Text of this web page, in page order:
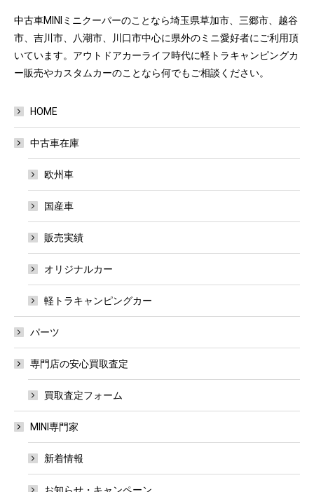
中古車MINIミニクーパーのことなら埼玉県草加市、三郷市、越谷
市、吉川市、八潮市、川口市中心に県外のミニ愛好者にご利用頂
いています。アウトドアカーライフ時代に軽トラキャンピングカ
ー販売やカスタムカーのことなら何でもご相談ください。
HOME
中古車在庫
欧州車
国産車
販売実績
オリジナルカー
軽トラキャンピングカー
パーツ
専門店の安心買取査定
買取査定フォーム
MINI専門家
新着情報
お知らせ・キャンペーン